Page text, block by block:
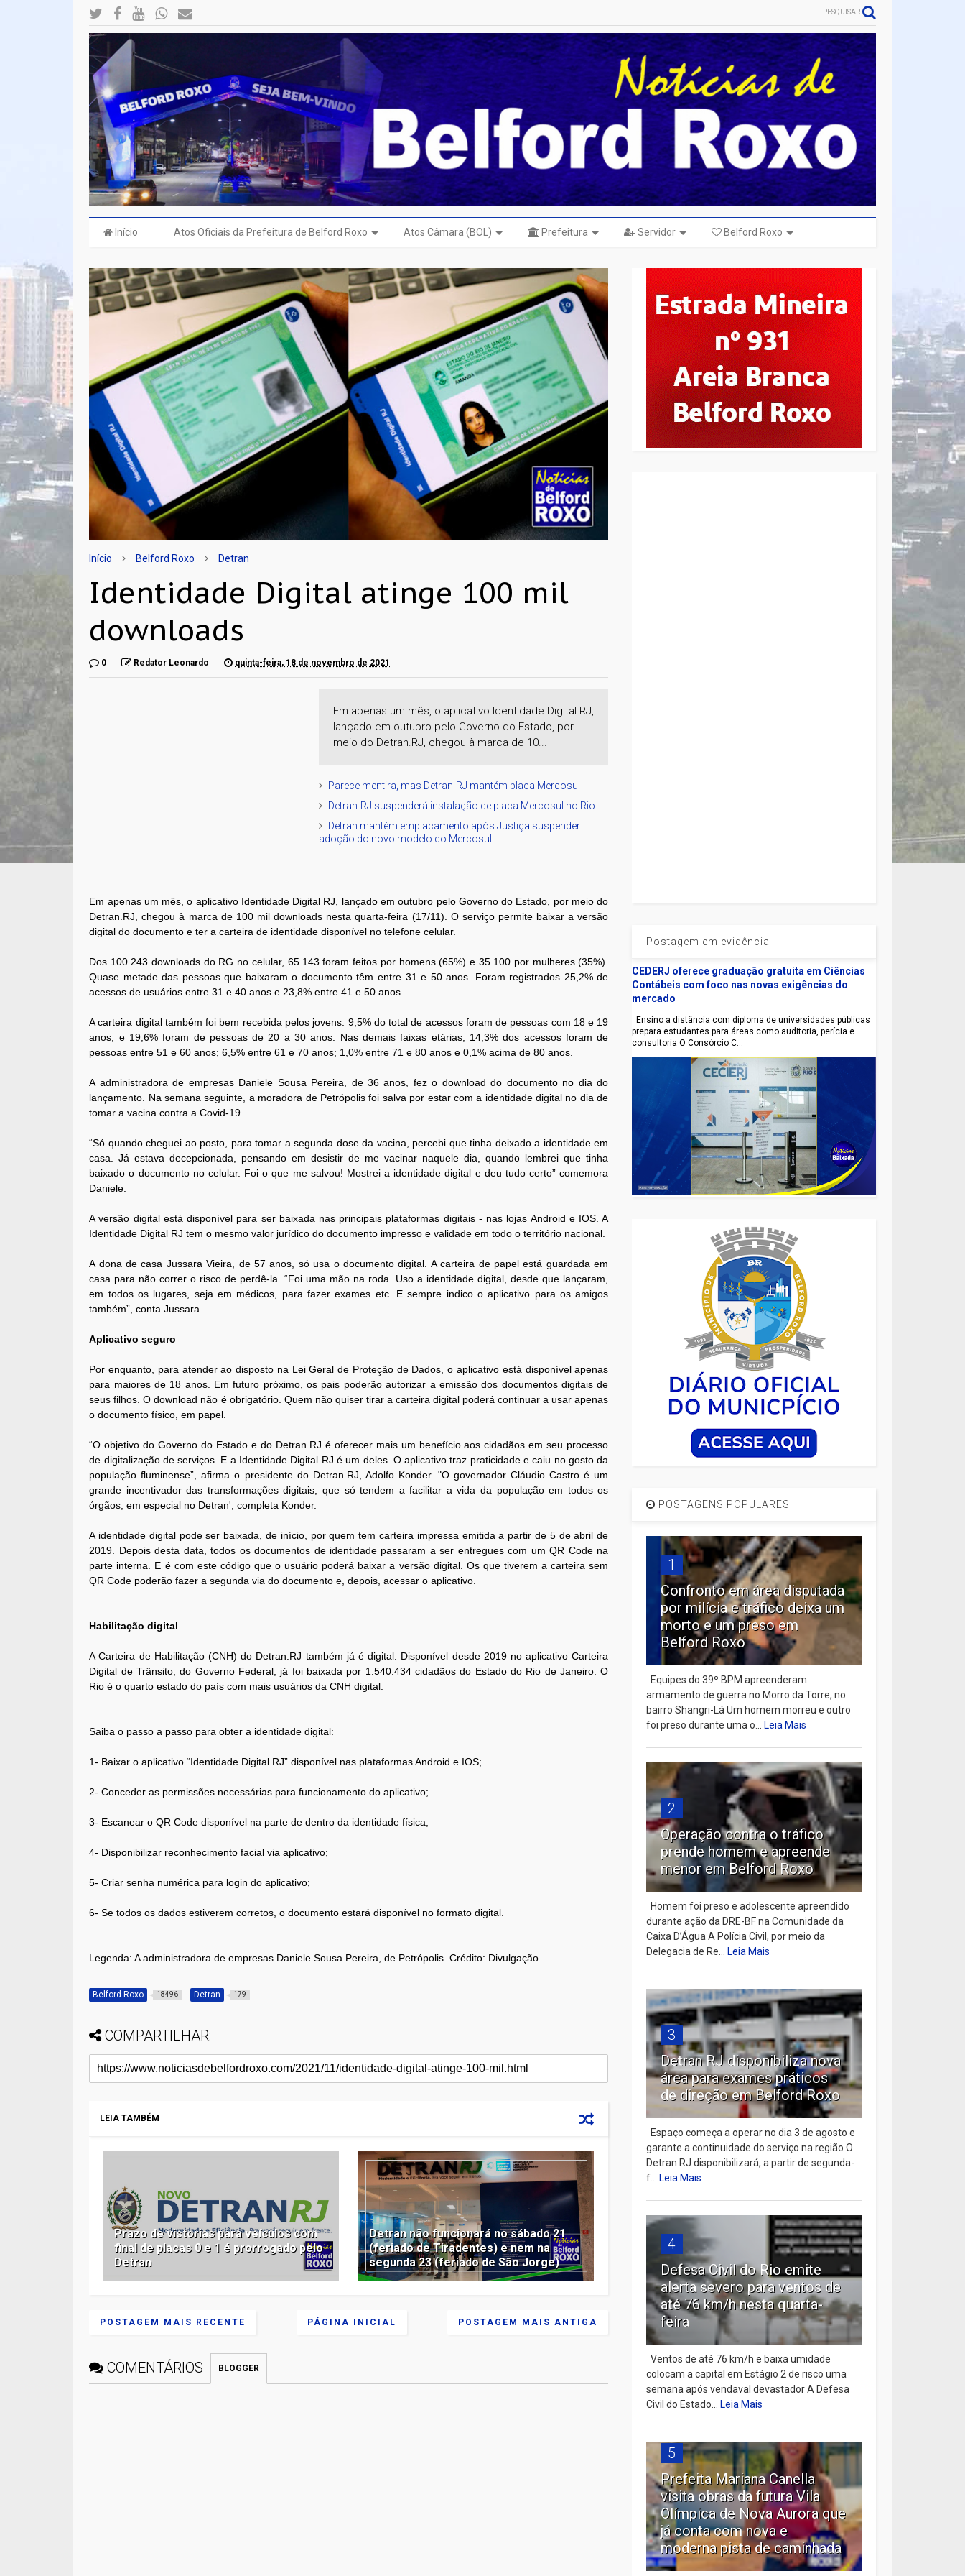
PESQUISAR
Início Atos Oficiais da Prefeitura de Belford Roxo Atos Câmara (BOL) Prefeitura Servidor Belford Roxo
Início Belford Roxo Detran
Identidade Digital atinge 100 mil
downloads
0 Redator Leonardo quinta-feira, 18 de novembro de 2021
Em apenas um mês, o aplicativo Identidade Digital RJ,
lançado em outubro pelo Governo do Estado, por
meio do Detran.RJ, chegou à marca de 10...
Parece mentira, mas Detran-RJ mantém placa Mercosul
Detran-RJ suspenderá instalação de placa Mercosul no Rio
Detran mantém emplacamento após Justiça suspender
adoção do novo modelo do Mercosul
Em apenas um mês, o aplicativo Identidade Digital RJ, lançado em outubro pelo Governo do Estado, por meio do
Detran.RJ, chegou à marca de 100 mil downloads nesta quarta-feira (17/11). O serviço permite baixar a versão
digital do documento e ter a carteira de identidade disponível no telefone celular.
Dos 100.243 downloads do RG no celular, 65.143 foram feitos por homens (65%) e 35.100 por mulheres (35%).
Quase metade das pessoas que baixaram o documento têm entre 31 e 50 anos. Foram registrados 25,2% de
acessos de usuários entre 31 e 40 anos e 23,8% entre 41 e 50 anos.
A carteira digital também foi bem recebida pelos jovens: 9,5% do total de acessos foram de pessoas com 18 e 19
anos, e 19,6% foram de pessoas de 20 a 30 anos. Nas demais faixas etárias, 14,3% dos acessos foram de
pessoas entre 51 e 60 anos; 6,5% entre 61 e 70 anos; 1,0% entre 71 e 80 anos e 0,1% acima de 80 anos.
A administradora de empresas Daniele Sousa Pereira, de 36 anos, fez o download do documento no dia do
lançamento. Na semana seguinte, a moradora de Petrópolis foi salva por estar com a identidade digital no dia de
tomar a vacina contra a Covid-19.
“Só quando cheguei ao posto, para tomar a segunda dose da vacina, percebi que tinha deixado a identidade em
casa. Já estava decepcionada, pensando em desistir de me vacinar naquele dia, quando lembrei que tinha
baixado o documento no celular. Foi o que me salvou! Mostrei a identidade digital e deu tudo certo” comemora
Daniele.
A versão digital está disponível para ser baixada nas principais plataformas digitais - nas lojas Android e IOS. A
Identidade Digital RJ tem o mesmo valor jurídico do documento impresso e validade em todo o território nacional.
A dona de casa Jussara Vieira, de 57 anos, só usa o documento digital. A carteira de papel está guardada em
casa para não correr o risco de perdê-la. “Foi uma mão na roda. Uso a identidade digital, desde que lançaram,
em todos os lugares, seja em médicos, para fazer exames etc. E sempre indico o aplicativo para os amigos
também”, conta Jussara.
Aplicativo seguro
Por enquanto, para atender ao disposto na Lei Geral de Proteção de Dados, o aplicativo está disponível apenas
para maiores de 18 anos. Em futuro próximo, os pais poderão autorizar a emissão dos documentos digitais de
seus filhos. O download não é obrigatório. Quem não quiser tirar a carteira digital poderá continuar a usar apenas
o documento físico, em papel.
“O objetivo do Governo do Estado e do Detran.RJ é oferecer mais um benefício aos cidadãos em seu processo
de digitalização de serviços. E a Identidade Digital RJ é um deles. O aplicativo traz praticidade e caiu no gosto da
população fluminense”, afirma o presidente do Detran.RJ, Adolfo Konder. "O governador Cláudio Castro é um
grande incentivador das transformações digitais, que só tendem a facilitar a vida da população em todos os
órgãos, em especial no Detran', completa Konder.
A identidade digital pode ser baixada, de início, por quem tem carteira impressa emitida a partir de 5 de abril de
2019. Depois desta data, todos os documentos de identidade passaram a ser entregues com um QR Code na
parte interna. E é com este código que o usuário poderá baixar a versão digital. Os que tiverem a carteira sem
QR Code poderão fazer a segunda via do documento e, depois, acessar o aplicativo.
Habilitação digital
A Carteira de Habilitação (CNH) do Detran.RJ também já é digital. Disponível desde 2019 no aplicativo Carteira
Digital de Trânsito, do Governo Federal, já foi baixada por 1.540.434 cidadãos do Estado do Rio de Janeiro. O
Rio é o quarto estado do país com mais usuários da CNH digital.
Saiba o passo a passo para obter a identidade digital:
1- Baixar o aplicativo “Identidade Digital RJ” disponível nas plataformas Android e IOS;
2- Conceder as permissões necessárias para funcionamento do aplicativo;
3- Escanear o QR Code disponível na parte de dentro da identidade física;
4- Disponibilizar reconhecimento facial via aplicativo;
5- Criar senha numérica para login do aplicativo;
6- Se todos os dados estiverem corretos, o documento estará disponível no formato digital.
Legenda: A administradora de empresas Daniele Sousa Pereira, de Petrópolis. Crédito: Divulgação
Belford Roxo 18496 Detran 179
COMPARTILHAR:
LEIA TAMBÉM
Prazo de vistorias para veículos com
final de placas 0 e 1 é prorrogado pelo
Detran
Detran não funcionará no sábado 21
(feriado de Tiradentes) e nem na
segunda 23 (feriado de São Jorge)
POSTAGEM MAIS RECENTE POSTAGEM MAIS ANTIGA
PÁGINA INICIAL
COMENTÁRIOS BLOGGER
Postagem em evidência
CEDERJ oferece graduação gratuita em Ciências
Contábeis com foco nas novas exigências do
mercado
Ensino a distância com diploma de universidades públicas
prepara estudantes para áreas como auditoria, perícia e
consultoria O Consórcio C...
POSTAGENS POPULARES
1
Confronto em área disputada
por milícia e tráfico deixa um
morto e um preso em
Belford Roxo
Equipes do 39º BPM apreenderam
armamento de guerra no Morro da Torre, no
bairro Shangri-Lá Um homem morreu e outro
foi preso durante uma o...Leia Mais
2
Operação contra o tráfico
prende homem e apreende
menor em Belford Roxo
Homem foi preso e adolescente apreendido
durante ação da DRE-BF na Comunidade da
Caixa D’Água A Polícia Civil, por meio da
Delegacia de Re...Leia Mais
3
Detran RJ disponibiliza nova
área para exames práticos
de direção em Belford Roxo
Espaço começa a operar no dia 3 de agosto e
garante a continuidade do serviço na região O
Detran RJ disponibilizará, a partir de segunda-
f...Leia Mais
4
Defesa Civil do Rio emite
alerta severo para ventos de
até 76 km/h nesta quarta-
feira
Ventos de até 76 km/h e baixa umidade
colocam a capital em Estágio 2 de risco uma
semana após vendaval devastador A Defesa
Civil do Estado...Leia Mais
5
Prefeita Mariana Canella
visita obras da futura Vila
Olímpica de Nova Aurora que
já conta com nova e
moderna pista de caminhada